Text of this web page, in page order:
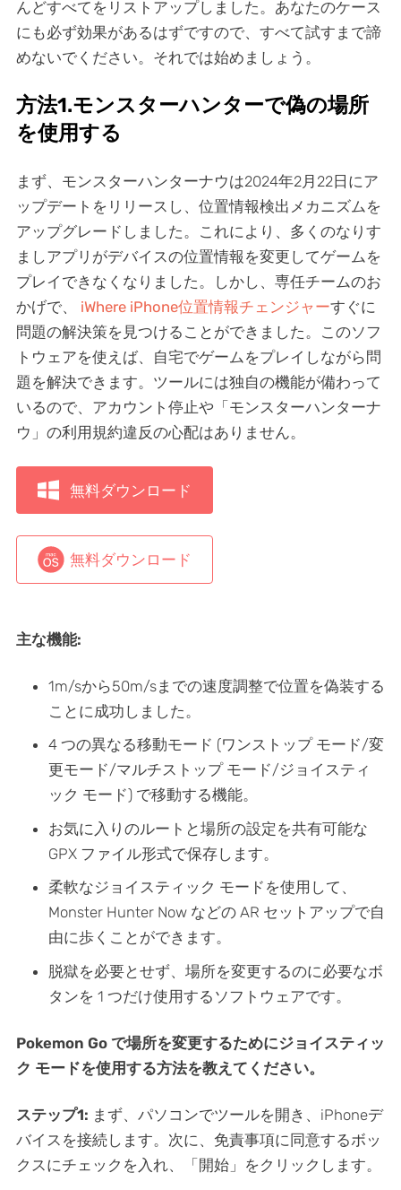
んどすべてをリストアップしました。あなたのケース
にも必ず効果があるはずですので、すべて試すまで諦
めないでください。それでは始めましょう。
方法1.モンスターハンターで偽の場所
を使用する
まず、モンスターハンターナウは2024年2月22日にア
ップデートをリリースし、位置情報検出メカニズムを
アップグレードしました。これにより、多くのなりす
ましアプリがデバイスの位置情報を変更してゲームを
プレイできなくなりました。しかし、専任チームのお
かげで、 iWhere iPhone位置情報チェンジャーすぐに
問題の解決策を見つけることができました。このソフ
トウェアを使えば、自宅でゲームをプレイしながら問
題を解決できます。ツールには独自の機能が備わって
いるので、アカウント停止や「モンスターハンターナ
ウ」の利用規約違反の心配はありません。
無料ダウンロード
無料ダウンロード
主な機能:
1m/sから50m/sまでの速度調整で位置を偽装する
ことに成功しました。
4 つの異なる移動モード (ワンストップ モード/変
更モード/マルチストップ モード/ジョイスティ
ック モード) で移動する機能。
お気に入りのルートと場所の設定を共有可能な
GPX ファイル形式で保存します。
柔軟なジョイスティック モードを使用して、
Monster Hunter Now などの AR セットアップで自
由に歩くことができます。
脱獄を必要とせず、場所を変更するのに必要なボ
タンを 1 つだけ使用するソフトウェアです。
Pokemon Go で場所を変更するためにジョイスティッ
ク モードを使用する方法を教えてください。
ステップ1: まず、パソコンでツールを開き、iPhoneデ
バイスを接続します。次に、免責事項に同意するボッ
クスにチェックを入れ、「開始」をクリックします。